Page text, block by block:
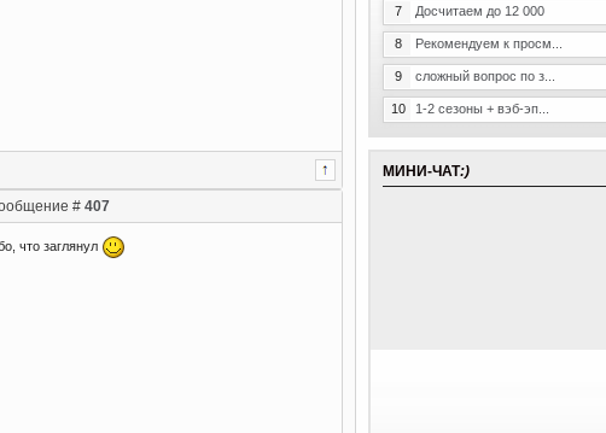
# 407
что заглянул
7 Досчитаем до 12 000
8 Рекомендуем к просм...
9 сложный вопрос по з...
10 1-2 сезоны + вэб-эп...
МИНИ-ЧАТ:)